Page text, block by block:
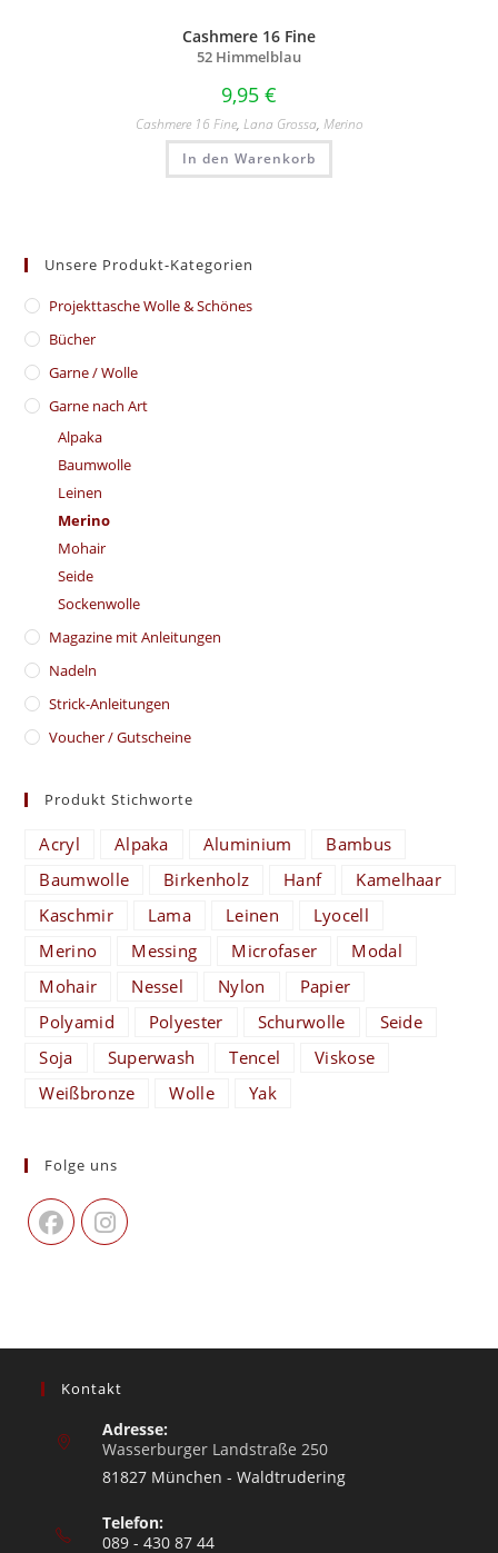
Cashmere 16 Fine
52 Himmelblau
9,95 €
Cashmere 16 Fine, Lana Grossa, Merino
In den Warenkorb
Unsere Produkt-Kategorien
​Projekttasche Wolle & Schönes
Bücher
Garne / Wolle
Garne nach Art
Alpaka
Baumwolle
Leinen
Merino
Mohair
Seide
Sockenwolle
Magazine mit Anleitungen
Nadeln
Strick-Anleitungen
Voucher / Gutscheine
Produkt Stichworte
Acryl Alpaka Aluminium
Bambus
Baumwolle
Birkenholz Hanf
Kamelhaar
Kaschmir
Lama Leinen
Lyocell
Merino
Messing Microfaser
Modal
Mohair
Nessel Nylon
Papier
Polyamid
Polyester Schurwolle
Seide
Soja
Superwash Tencel
Viskose
Weißbronze
Wolle Yak
Folge uns
Kontakt
Adresse:
Wasserburger Landstraße 250
81827 München - Waldtrudering
Telefon:
089 - 430 87 44